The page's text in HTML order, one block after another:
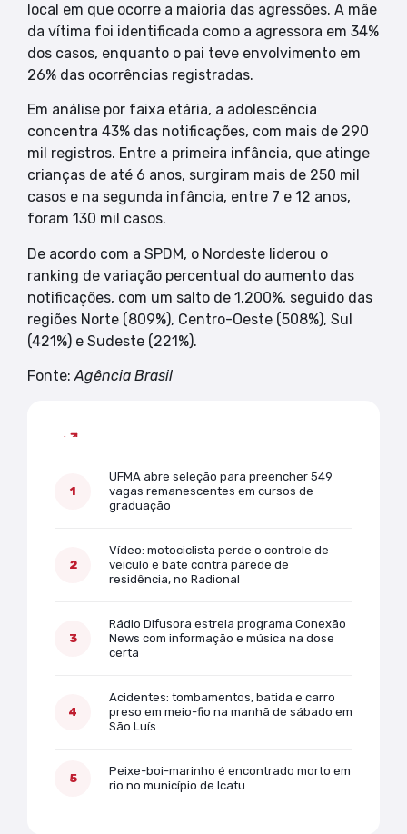
local em que ocorre a maioria das agressões. A mãe
da vítima foi identificada como a agressora em 34%
dos casos, enquanto o pai teve envolvimento em
26% das ocorrências registradas.
Em análise por faixa etária, a adolescência
concentra 43% das notificações, com mais de 290
mil registros. Entre a primeira infância, que atinge
crianças de até 6 anos, surgiram mais de 250 mil
casos e na segunda infância, entre 7 e 12 anos,
foram 130 mil casos.
De acordo com a SPDM, o Nordeste liderou o
ranking de variação percentual do aumento das
notificações, com um salto de 1.200%, seguido das
regiões Norte (809%), Centro-Oeste (508%), Sul
(421%) e Sudeste (221%).
Fonte:Agência Brasil
UFMA abre seleção para preencher 549
vagas remanescentes em cursos de
graduação
Vídeo: motociclista perde o controle de
veículo e bate contra parede de
residência, no Radional
Rádio Difusora estreia programa Conexão
News com informação e música na dose
certa
Acidentes: tombamentos, batida e carro
preso em meio-fio na manhã de sábado em
São Luís
Peixe-boi-marinho é encontrado morto em
rio no município de Icatu